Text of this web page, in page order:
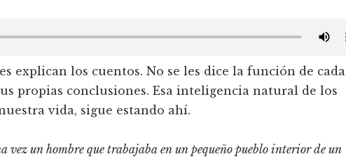
explican los cuentos. No se les dice la función de cada
propias conclusiones. Esa inteligencia natural de los
vida, sigue estando ahí.
vez un hombre que trabajaba en un pequeño pueblo interior de un